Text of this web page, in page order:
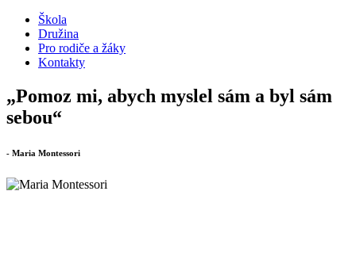
Škola
Družina
Pro rodiče a žáky
Kontakty
„Pomoz mi, abych myslel sám a byl sám
sebou“
- Maria Montessori